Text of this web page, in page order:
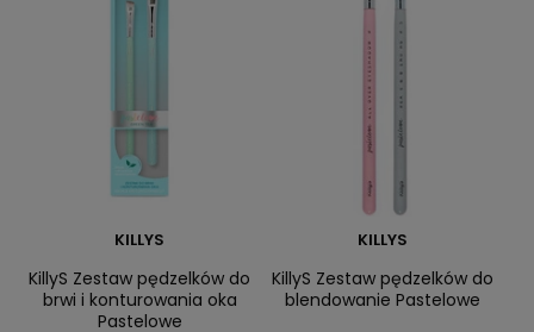
KILLYS
KillyS Zestaw pędzelków do
brwi i konturowania oka
Pastelowe
KILLYS
KillyS Zestaw pędzelków do
blendowanie Pastelowe